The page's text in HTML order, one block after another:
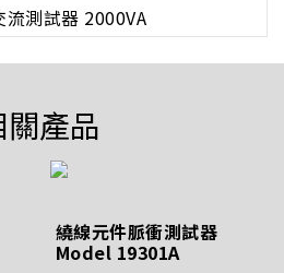
流測試器 2000VA
產品
繞線元件脈衝測試器
Model 19301A